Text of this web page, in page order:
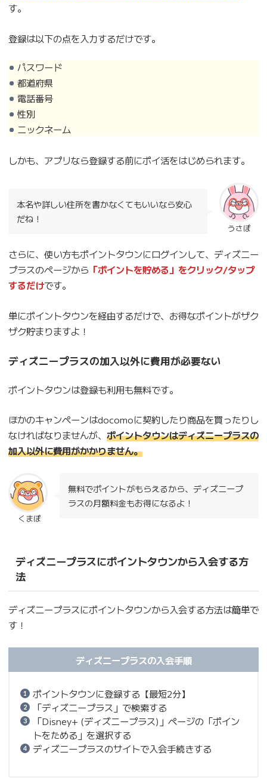
す。
登録は以下の点を入力するだけです。
パスワード
都道府県
電話番号
性別
ニックネーム
しかも、アプリなら登録する前にポイ活をはじめられます。
うさぽ
本名や詳しい住所を書かなくてもいいなら安心
だね！
さらに、使い方もポイントタウンにログインして、ディズニー
プラスのページから 「ポイントを貯める」をクリック/タップ
するだけです。
単にポイントタウンを経由するだけで、お得なポイントがザク
ザク貯まりますよ！
ディズニープラスの加入以外に費用が必要ない
ポイントタウンは登録も利用も無料です。
ほかのキャンペーンはdocomoに契約したり商品を買ったりし
なければなりませんが、 ポイントタウンはディズニープラスの
加入以外に費用がかかりません。
くまぽ
無料でポイントがもらえるから、ディズニープ
ラスの月額料金もお得になるよ！
ディズニープラスにポイントタウンから入会する方
法
ディズニープラスにポイントタウンから入会する方法は簡単で
す！
ディズニープラスの入会手順
ポイントタウンに登録する【最短2分】
「ディズニープラス」で検索する
「Disney+ (ディズニープラス)」ページの「ポイン
トをためる」を選択する
ディズニープラスのサイトで入会手続きする